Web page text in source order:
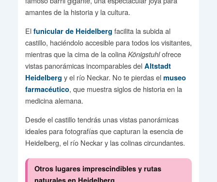
amantes de la historia y la cultura.
El funicular de Heidelberg facilita la subida al
castillo, haciéndolo accesible para todos los visitantes,
mientras que la cima de la colina Königstuhlofrece
vistas panorámicas incomparables del Altstadt
Heidelberg y el río Neckar. No te pierdas el museo
farmacéutico, que muestra siglos de historia en la
medicina alemana.
Desde el castillo tendrás unas vistas panorámicas
ideales para fotografías que capturan la esencia de
Heidelberg, el río Neckar y las colinas circundantes.
Otros lugares imprescindibles y rutas
naturales en Heidelberg